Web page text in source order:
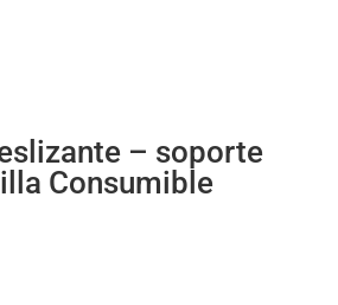
– soporte
Consumible